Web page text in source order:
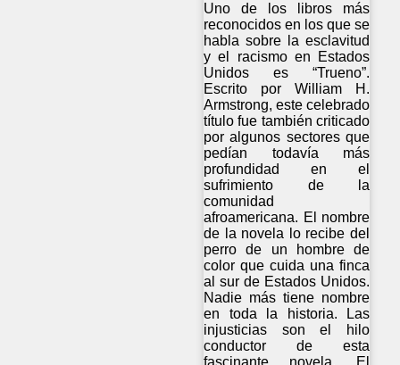
Uno de los libros más
reconocidos en los que se
habla sobre la esclavitud
y el racismo en Estados
Unidos es “Trueno”.
Escrito por William H.
Armstrong, este celebrado
título fue también criticado
por algunos sectores que
pedían todavía más
profundidad en el
sufrimiento de la
comunidad
afroamericana. El nombre
de la novela lo recibe del
perro de un hombre de
color que cuida una finca
al sur de Estados Unidos.
Nadie más tiene nombre
en toda la historia. Las
injusticias son el hilo
conductor de esta